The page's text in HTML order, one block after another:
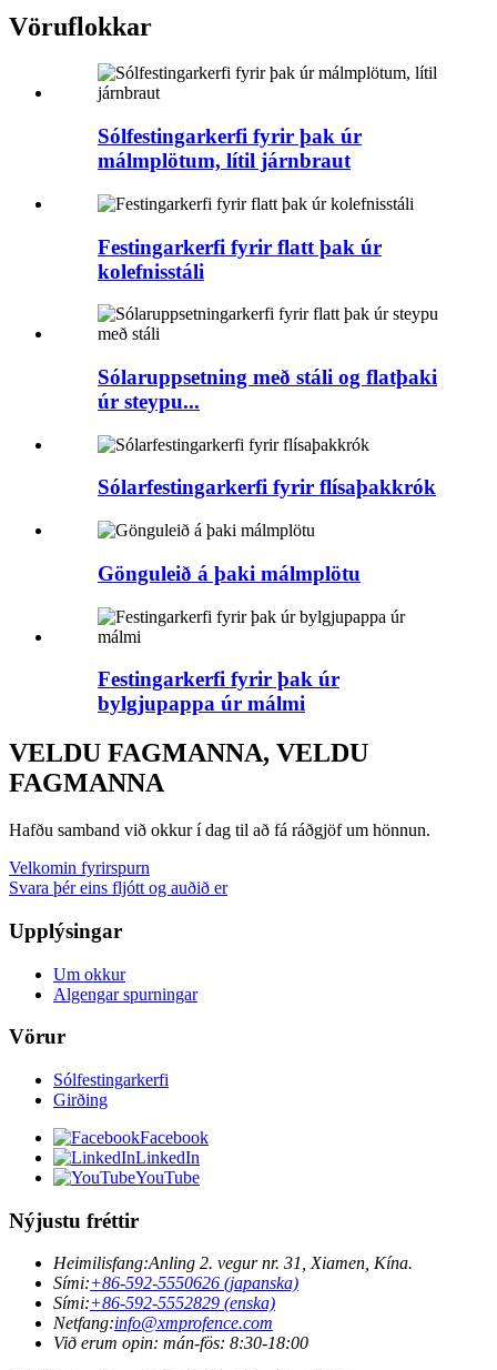
Vöruflokkar
Sólfestingarkerfi fyrir þak úr
málmplötum, lítil járnbraut
Festingarkerfi fyrir flatt þak úr
kolefnisstáli
Sólaruppsetning með stáli og flatþaki
úr steypu...
Sólarfestingarkerfi fyrir flísaþakkrók
Gönguleið á þaki málmplötu
Festingarkerfi fyrir þak úr
bylgjupappa úr málmi
VELDU FAGMANNA, VELDU
FAGMANNA
Hafðu samband við okkur í dag til að fá ráðgjöf um hönnun.
Velkomin fyrirspurn
Svara þér eins fljótt og auðið er
Upplýsingar
Um okkur
Algengar spurningar
Vörur
Sólfestingarkerfi
Girðing
Facebook
LinkedIn
YouTube
Nýjustu fréttir
Heimilisfang:Anling 2. vegur nr. 31, Xiamen, Kína.
Sími:+86-592-5550626 (japanska)
Sími:+86-592-5552829 (enska)
Netfang:info@xmprofence.com
Við erum opin: mán-fös: 8:30-18:00